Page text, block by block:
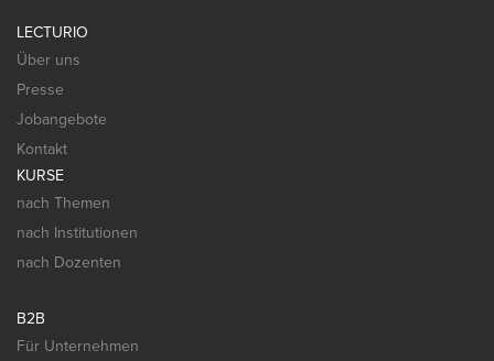
LECTURIO
Über uns
Presse
Jobangebote
Kontakt
KURSE
nach Themen
nach Institutionen
nach Dozenten
B2B
Für Unternehmen